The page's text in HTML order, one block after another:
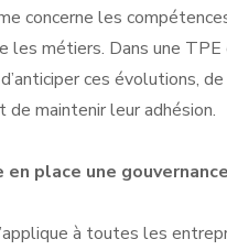
concerne les
les métiers. Dans une
ces évolutions,
de maintenir leur adhésion.
place une
à toutes les